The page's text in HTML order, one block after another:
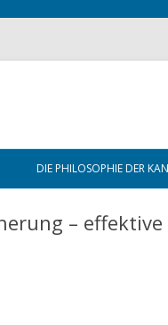
DIE PHILOSOPHIE DER
VERSICHERUNGEN
–